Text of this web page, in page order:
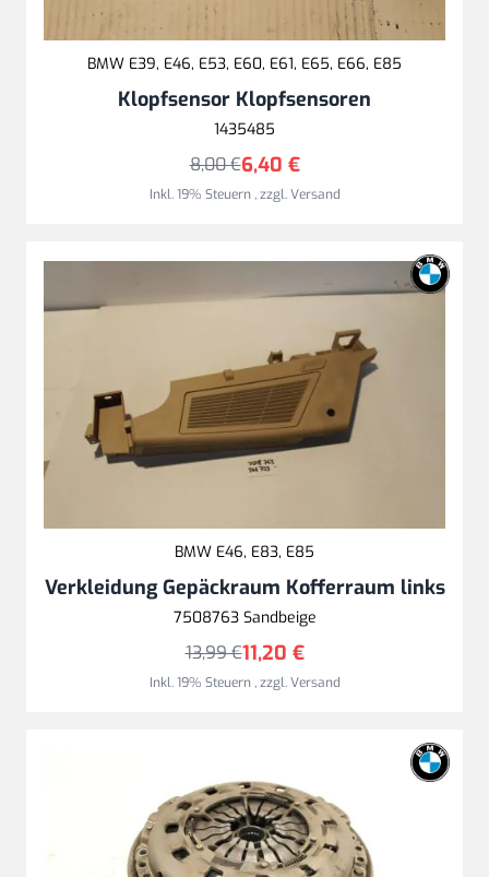
BMW E39, E46, E53, E60, E61, E65, E66, E85
Klopfsensor Klopfsensoren
1435485
6,40 €
8,00 €
Inkl. 19% Steuern,zzgl.Versand
BMW E46, E83, E85
Verkleidung Gepäckraum Kofferraum links
7508763 Sandbeige
11,20 €
13,99 €
Inkl. 19% Steuern,zzgl.Versand